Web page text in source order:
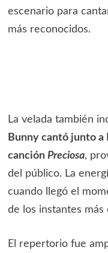
escenario para
más reconocidos.
La velada también
Bunny cantó junto a
canción Preciosa,
del público. La
cuando llegó el
de los instantes más
El repertorio fue